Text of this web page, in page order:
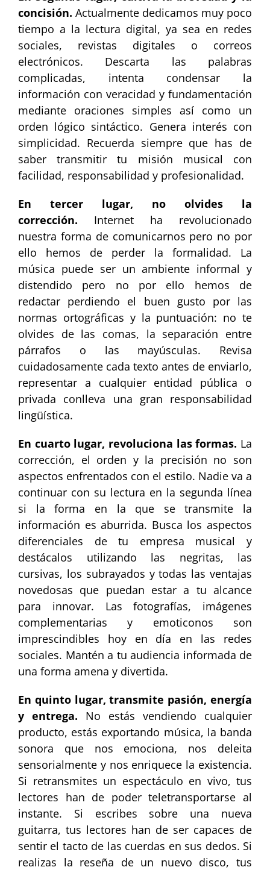
concisión. Actualmente dedicamos muy poco
tiempo a la lectura digital, ya sea en redes
sociales, revistas digitales o correos
electrónicos. Descarta las palabras
complicadas, intenta condensar la
información con veracidad y fundamentación
mediante oraciones simples así como un
orden lógico sintáctico. Genera interés con
simplicidad. Recuerda siempre que has de
saber transmitir tu misión musical con
facilidad, responsabilidad y profesionalidad.
En tercer lugar, no olvides la
corrección. Internet ha revolucionado
nuestra forma de comunicarnos pero no por
ello hemos de perder la formalidad. La
música puede ser un ambiente informal y
distendido pero no por ello hemos de
redactar perdiendo el buen gusto por las
normas ortográficas y la puntuación: no te
olvides de las comas, la separación entre
párrafos o las mayúsculas. Revisa
cuidadosamente cada texto antes de enviarlo,
representar a cualquier entidad pública o
privada conlleva una gran responsabilidad
lingüística.
En cuarto lugar, revoluciona las formas. La
corrección, el orden y la precisión no son
aspectos enfrentados con el estilo. Nadie va a
continuar con su lectura en la segunda línea
si la forma en la que se transmite la
información es aburrida. Busca los aspectos
diferenciales de tu empresa musical y
destácalos utilizando las negritas, las
cursivas, los subrayados y todas las ventajas
novedosas que puedan estar a tu alcance
para innovar. Las fotografías, imágenes
complementarias y emoticonos son
imprescindibles hoy en día en las redes
sociales. Mantén a tu audiencia informada de
una forma amena y divertida.
En quinto lugar, transmite pasión, energía
y entrega. No estás vendiendo cualquier
producto, estás exportando música, la banda
sonora que nos emociona, nos deleita
sensorialmente y nos enriquece la existencia.
Si retransmites un espectáculo en vivo, tus
lectores han de poder teletransportarse al
instante. Si escribes sobre una nueva
guitarra, tus lectores han de ser capaces de
sentir el tacto de las cuerdas en sus dedos. Si
realizas la reseña de un nuevo disco, tus